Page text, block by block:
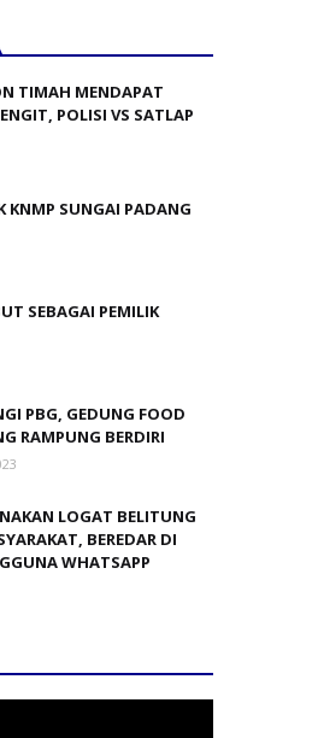
TIMAH MENDAPAT
POLISI VS SATLAP
KNMP SUNGAI PADANG
SEBAGAI PEMILIK
PBG, GEDUNG FOOD
RAMPUNG BERDIRI
LOGAT BELITUNG
BEREDAR DI
WHATSAPP